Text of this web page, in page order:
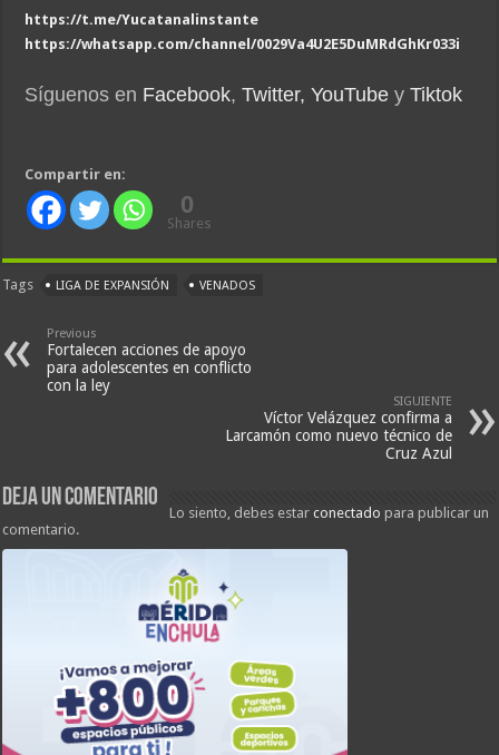
https://t.me/Yucatanalinstante
https://whatsapp.com/channel/0029Va4U2E5DuMRdGhKr033i
Síguenos en Facebook,Twitter, YouTube yTiktok
Compartir en:
0
Shares
Tags LIGA DE EXPANSIÓN VENADOS
Previous
Fortalecen acciones de apoyo
para adolescentes en conflicto
con la ley
SIGUIENTE
Víctor Velázquez confirma a
Larcamón como nuevo técnico de
Cruz Azul
Deja un comentario
Lo siento, debes estarconectado para publicar un
comentario.